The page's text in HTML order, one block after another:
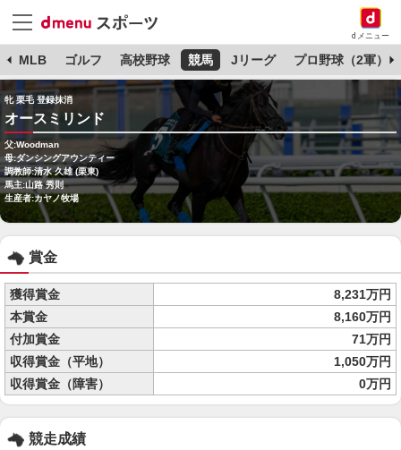
dメニュー
MLB ゴルフ 高校野球 競馬 Jリーグ プロ野球（2軍）
牝 栗毛 登録抹消
オースミリンド
父:Woodman
母:ダンシングアウンティー
調教師:清水 久雄 (栗東)
馬主:山路 秀則
生産者:カヤノ牧場
賞金
獲得賞金
8,231万円
本賞金
8,160万円
付加賞金
71万円
収得賞金（平地）
1,050万円
収得賞金（障害）
0万円
競走成績